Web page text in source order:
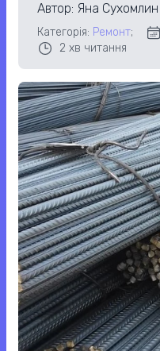
Автор: Яна Сухомлин
Категорія: Ремонт;
2 хв читання